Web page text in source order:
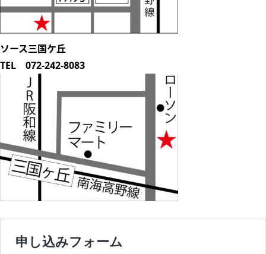
ソース三国ケ丘
TEL 072-242-8083